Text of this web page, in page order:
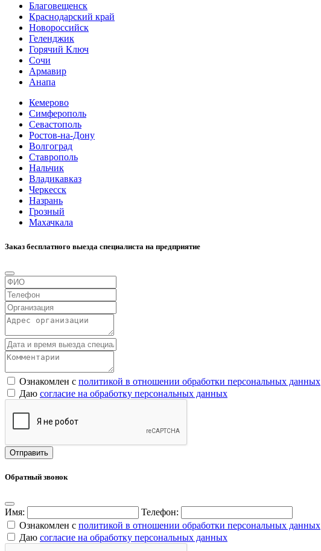
Благовещенск
Краснодарский край
Новороссийск
Геленджик
Горячий Ключ
Сочи
Армавир
Анапа
Кемерово
Симферополь
Севастополь
Ростов-на-Дону
Волгоград
Ставрополь
Нальчик
Владикавказ
Черкесск
Назрань
Грозный
Махачкала
Заказ бесплатного выезда специалиста на предприятие
Ознакомлен с политикой в отношении обработки персональных данных
Даю согласие на обработку персональных данных
Обратный звонок
Имя:
Телефон:
Ознакомлен с политикой в отношении обработки персональных данных
Даю согласие на обработку персональных данных